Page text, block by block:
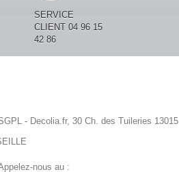
SERVICE
CLIENT 04 96 15
42 86
- Decolia.fr, 30 Ch. des Tuileries 13015
nous au :